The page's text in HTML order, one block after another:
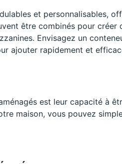
et personnalisables,
être combinés pour
Envisagez un
ajouter rapidement et
est leur capacité à
maison, vous pouvez